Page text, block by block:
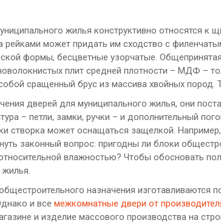
жилья конструктивно относятся к
может придать им сходство с
формы, бесцветные узорчатые.
плит средней плотности – МДФ –
сращенный брус из массива хвойных
дверей для муниципального жилья, они
– петли, замки, ручки – и дополнительный
створка может оснащаться защелкой.
законный вопрос: пригодны ли блоки
влажностью? Чтобы обосновать
жилья.
назначения изготавливаются
и всемежкомнатные двери от
и изделие массового производства на